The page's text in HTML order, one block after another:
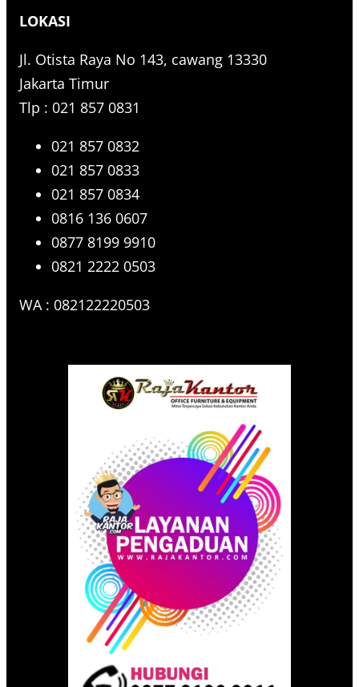
c
h
LOKASI
Jl. Otista Raya No 143, cawang 13330
Jakarta Timur
Tlp : 021 857 0831
021 857 0832
021 857 0833
021 857 0834
0816 136 0607
0877 8199 9910
0821 2222 0503
WA : 082122220503